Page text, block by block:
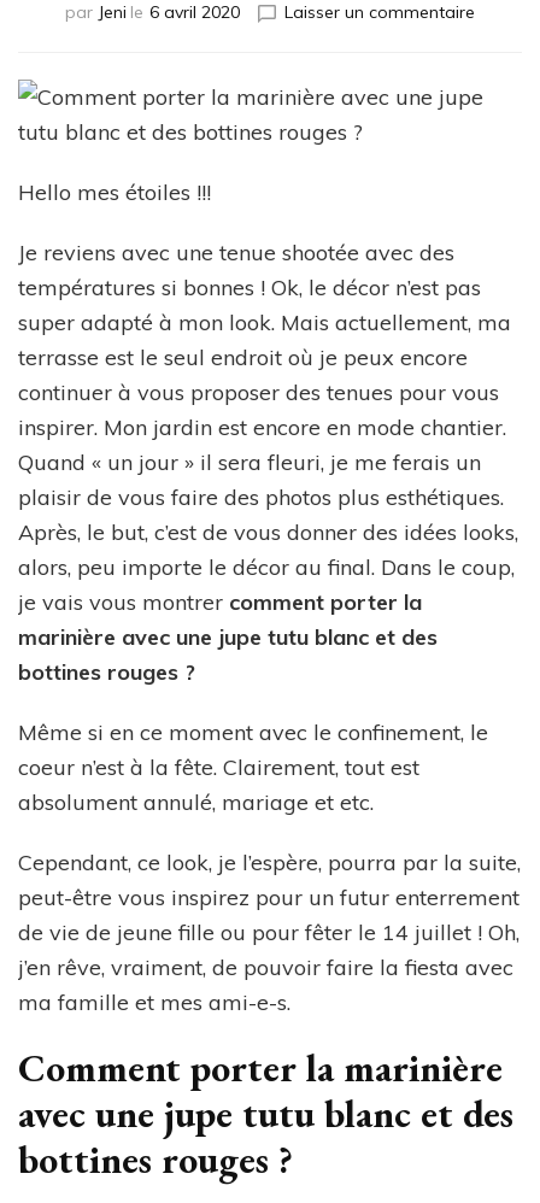
par Jeni le 6 avril 2020 Laisser un commentaire
des
bottines
Hello mes étoiles !!!
Je reviens avec une tenue shootée avec des
températures si bonnes ! Ok, le décor n’est pas
super adapté à mon look. Mais actuellement, ma
terrasse est le seul endroit où je peux encore
continuer à vous proposer des tenues pour vous
inspirer. Mon jardin est encore en mode chantier.
Quand « un jour » il sera fleuri, je me ferais un
plaisir de vous faire des photos plus esthétiques.
Après, le but, c’est de vous donner des idées looks,
alors, peu importe le décor au final. Dans le coup,
je vais vous montrer comment porter la
marinière avec une jupe tutu blanc et des
bottines rouges ?
Même si en ce moment avec le confinement, le
coeur n’est à la fête. Clairement, tout est
absolument annulé, mariage et etc.
Cependant, ce look, je l’espère, pourra par la suite,
peut-être vous inspirez pour un futur enterrement
de vie de jeune fille ou pour fêter le 14 juillet ! Oh,
j’en rêve, vraiment, de pouvoir faire la fiesta avec
ma famille et mes ami-e-s.
Comment porter la marinière
avec une jupe tutu blanc et des
bottines rouges ?